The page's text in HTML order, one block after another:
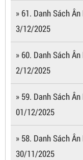
» 61. Danh Sách
3/12/2025
» 60. Danh Sách
2/12/2025
» 59. Danh Sách
01/12/2025
» 58. Danh Sách
30/11/2025